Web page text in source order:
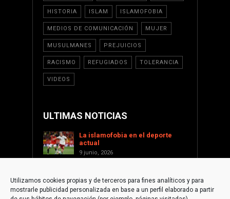
Utilizamos cookies propias y de terceros para fines analíticos y para
mostrarle publicidad personalizada en base a un perfil elaborado a partir
HISTORIA ISLAM ISLAMOFOBIA
MEDIOS DE COMUNICACIÓN MUJER
MUSULMANES PREJUICIOS
RACISMO REFUGIADOS TOLERANCIA
VIDEOS
ULTIMAS NOTICIAS
La islamofobia en el deporte
actual
9 junio, 2026
17 enero, 2026
Apoyar a Palestina desde la